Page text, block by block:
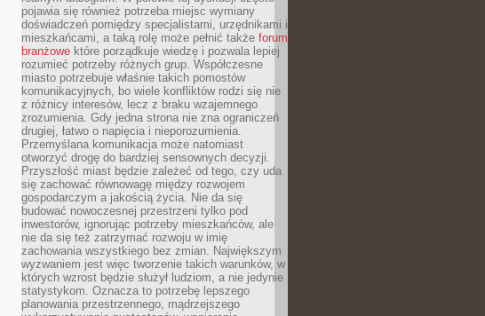
pojawia się również potrzeba miejsc wymiany
doświadczeń pomiędzy specjalistami, urzędnikami i
mieszkańcami, a taką rolę może pełnić także forum
branżowe które porządkuje wiedzę i pozwala lepiej
rozumieć potrzeby różnych grup. Współczesne
miasto potrzebuje właśnie takich pomostów
komunikacyjnych, bo wiele konfliktów rodzi się nie
z różnicy interesów, lecz z braku wzajemnego
zrozumienia. Gdy jedna strona nie zna ograniczeń
drugiej, łatwo o napięcia i nieporozumienia.
Przemyślana komunikacja może natomiast
otworzyć drogę do bardziej sensownych decyzji.
Przyszłość miast będzie zależeć od tego, czy uda
się zachować równowagę między rozwojem
gospodarczym a jakością życia. Nie da się
budować nowoczesnej przestrzeni tylko pod
inwestorów, ignorując potrzeby mieszkańców, ale
nie da się też zatrzymać rozwoju w imię
zachowania wszystkiego bez zmian. Największym
wyzwaniem jest więc tworzenie takich warunków, w
których wzrost będzie służył ludziom, a nie jedynie
statystykom. Oznacza to potrzebę lepszego
planowania przestrzennego, mądrzejszego